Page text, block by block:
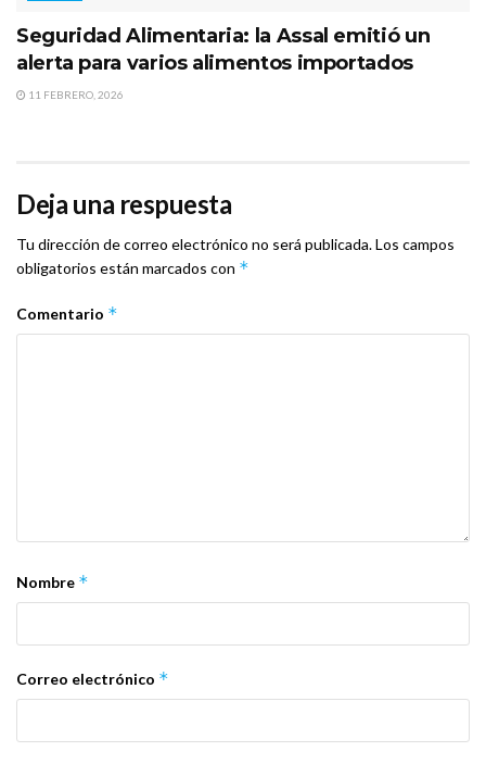
Seguridad Alimentaria: la Assal emitió un
alerta para varios alimentos importados
11 FEBRERO, 2026
Deja una respuesta
Tu dirección de correo electrónico no será publicada.Los campos
obligatorios están marcados con *
Comentario *
Nombre *
Correo electrónico *